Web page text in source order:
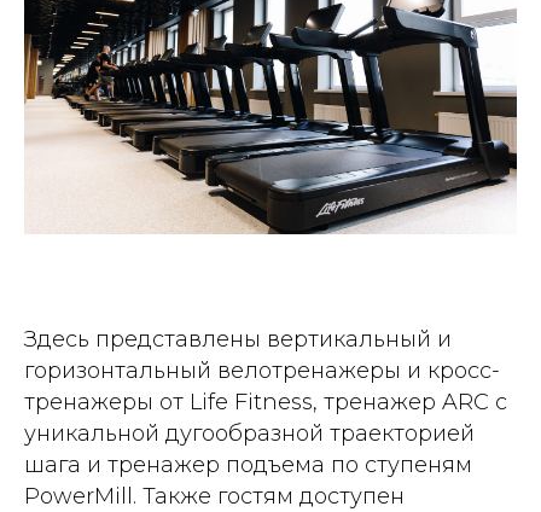
Здесь представлены вертикальный и
горизонтальный велотренажеры и кросс-
тренажеры от Life Fitness, тренажер ARC с
уникальной дугообразной траекторией
шага и тренажер подъема по ступеням
PowerMill. Также гостям доступен